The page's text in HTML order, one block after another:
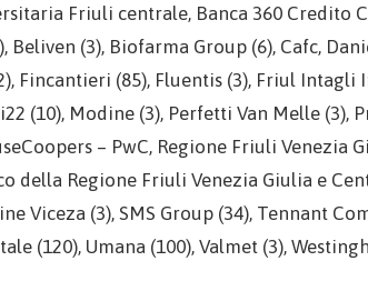
Friuli centrale, Banca 360 Credito
Beliven (3), Biofarma Group (6), Cafc,
Fincantieri (85), Fluentis (3), Friul
(10), Modine (3), Perfetti Van Melle (3),
– PwC, Regione Friuli Venezia
della Regione Friuli Venezia Giulia e
Viceza (3), SMS Group (34), Tennant
(120), Umana (100), Valmet (3),